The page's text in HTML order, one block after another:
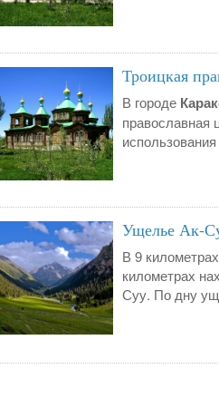
Троицкая
В городе
православная
использования
Ущелье Ак-
В 9
километрах
Суу. По дну